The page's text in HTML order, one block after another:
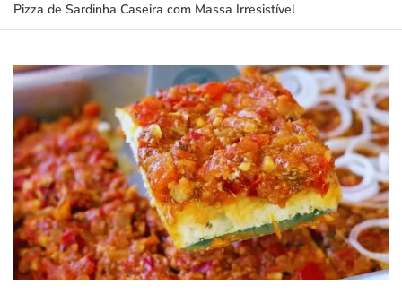
Pizza de Sardinha Caseira com Massa Irresistível